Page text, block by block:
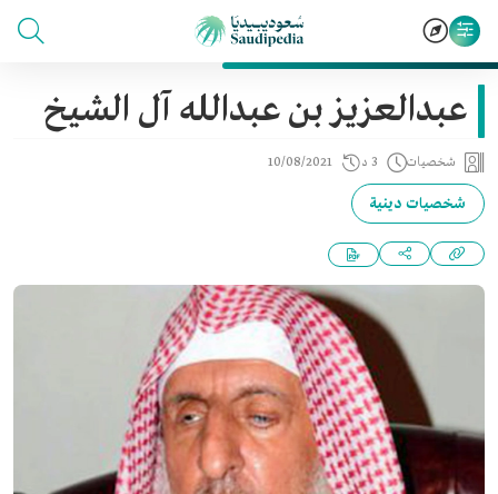
عبدالعزيز بن عبدالله آل الشيخ
شخصيات 3 د 10/08/2021
شخصيات دينية